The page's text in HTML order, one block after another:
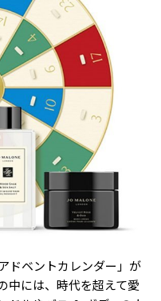
ドベントカレンダー」が
中には、時代を超えて愛